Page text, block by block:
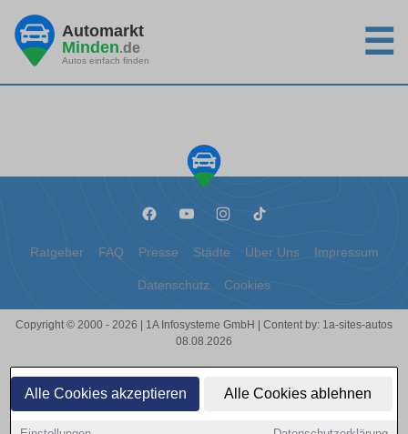
Alle Cookies akzeptieren Alle Cookies ablehnen
Automarkt
Minden.de
Autos einfach finden ☰
Ratgeber FAQ Presse Städte Über Uns Impressum
Datenschutz Cookies
Copyright © 2000 - 2026 | 1A Infosysteme GmbH | Content by: 1a-sites-autos
08.08.2026